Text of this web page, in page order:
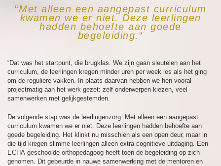
“Met alleen een aangepast curriculum
kwamen we er niet. Deze leerlingen
hadden behoefte aan goede
begeleiding. “
“Dat was het startpunt, die brugklas. We zijn gaan sleutelen aan het
curriculum, de leerlingen kregen minder uren per week les als het ging
om de reguliere vakken. In plaats daarvan hebben we hen vooral
projectmatig aan het werk gezet: zelf onderwerpen kiezen, veel
samenwerken met gelijkgestemden.
De volgende stap was de leerlingenzorg. Met alleen een aangepast
curriculum kwamen we er niet. Deze leerlingen hadden behoefte aan
goede begeleiding. Het klinkt nu misschien als een open deur, maar in
die tijd kregen slimme leerlingen alleen extra cognitieve uitdaging. Een
ECHA-geschoolde orthopedagoog heeft toen de begeleiding op zich
genomen. Dit gebeurde in nauwe samenwerking met de mentoren en